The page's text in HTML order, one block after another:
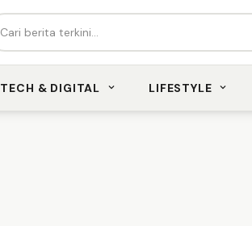
berita...
TECH & DIGITAL LIFESTYLE